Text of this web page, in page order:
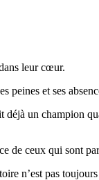
leur cœur.
peines et ses
un champion
de ceux qui sont
n’est pas